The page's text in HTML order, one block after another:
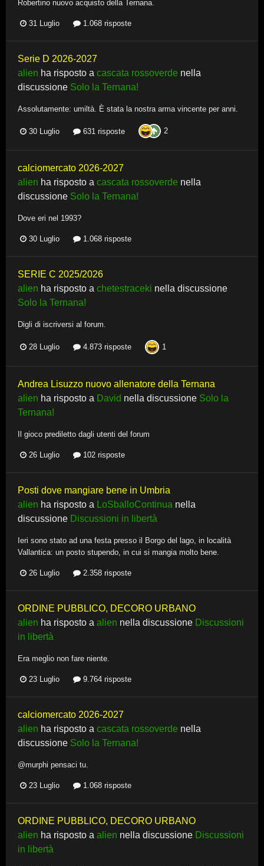
Robertino nuovo acquisto della Ternana.
31 Luglio 1.068 risposte
Serie D 2026-2027
alien ha risposto a cascata rossoverde nella
discussione Solo la Ternana!
Assolutamente: umiltà. È stata la nostra arma vincente per anni.
30 Luglio 631 risposte 2
calciomercato 2026-2027
alien ha risposto a cascata rossoverde nella
discussione Solo la Ternana!
Dove eri nel 1993?
30 Luglio 1.068 risposte
SERIE C 2025/2026
alien ha risposto a chetestraceki nella discussione
Solo la Ternana!
Digli di iscriversi al forum.
28 Luglio 4.873 risposte 1
Andrea Lisuzzo nuovo allenatore della Ternana
alien ha risposto a David nella discussione Solo la
Ternana!
Il gioco prediletto dagli utenti del forum
26 Luglio 102 risposte
Posti dove mangiare bene in Umbria
alien ha risposto a LoSballoContinua nella
discussione Discussioni in libertà
Ieri sono stato ad una festa presso il Borgo del lago, in località
Vallantica: un posto stupendo, in cui si mangia molto bene.
26 Luglio 2.358 risposte
ORDINE PUBBLICO, DECORO URBANO
alien ha risposto a alien nella discussione Discussioni
in libertà
Era meglio non fare niente.
23 Luglio 9.764 risposte
calciomercato 2026-2027
alien ha risposto a cascata rossoverde nella
discussione Solo la Ternana!
@murphi pensaci tu.
23 Luglio 1.068 risposte
ORDINE PUBBLICO, DECORO URBANO
alien ha risposto a alien nella discussione Discussioni
in libertà